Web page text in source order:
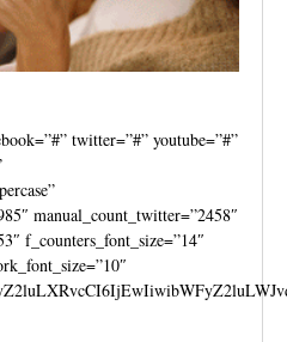
twitter=”#” youtube=”#”
manual_count_twitter=”2458″
f_counters_font_size=”14″